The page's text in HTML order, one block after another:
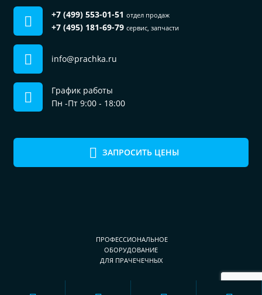
ПРОФЕССИОНАЛЬНОЕ
ОБОРУДОВАНИЕ
ДЛЯ ПРАЧЕЧЕЧНЫХ
ЗАПРОСИТЬ ЦЕНЫ
+7 (499) 553-01-51 отдел продаж
+7 (495) 181-69-79 сервис, запчасти
info@prachka.ru
График работы
Пн -Пт 9:00 - 18:00